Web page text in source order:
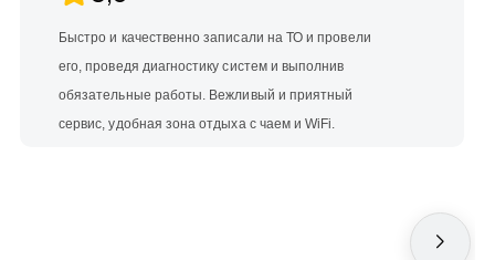
Быстро и качественно записали на ТО и провели
его, проведя диагностику систем и выполнив
обязательные работы. Вежливый и приятный
сервис, удобная зона отдыха с чаем и WiFi.